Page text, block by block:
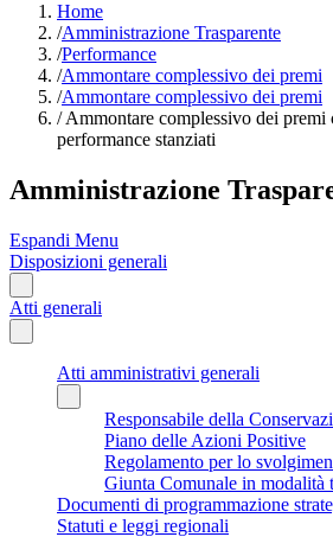
Home
/Amministrazione Trasparente
/Performance
/Ammontare complessivo dei premi
/Ammontare complessivo dei premi
/Ammontare complessivo dei premi
performance stanziati
Amministrazione
Espandi Menu
Disposizioni generali
Atti generali
Atti amministrativi generali
Responsabile della
Piano delle Azioni Positive
Regolamento per lo
Giunta Comunale in modalità
Documenti di programmazione
Statuti e leggi regionali